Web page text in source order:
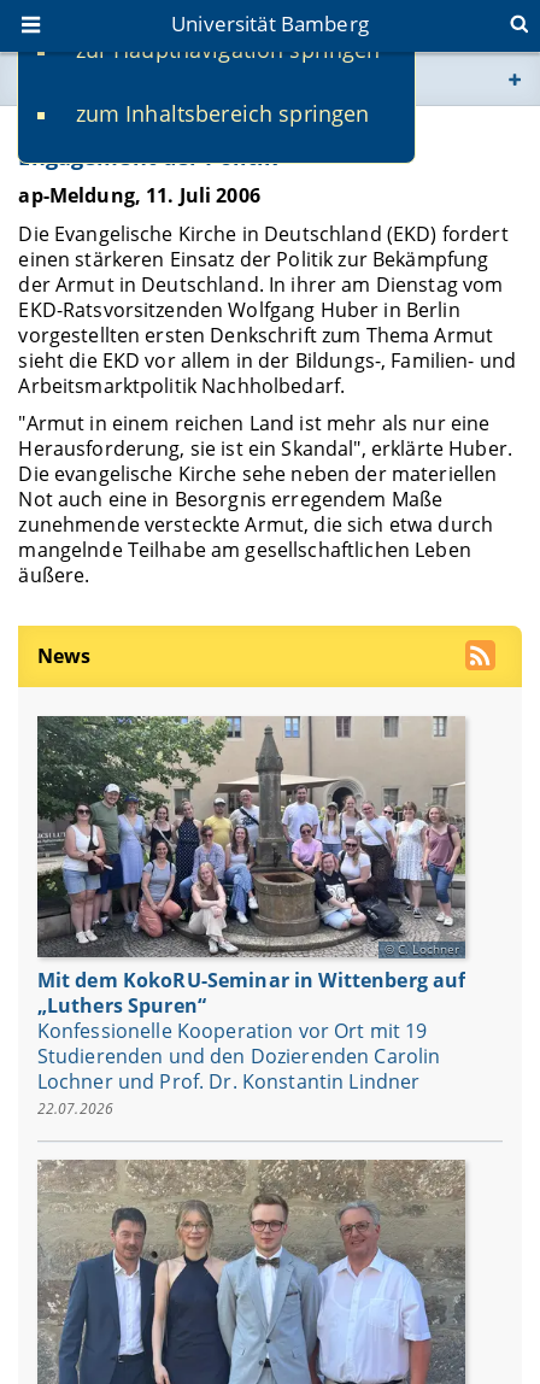
zur Hauptnavigation springen
zum Inhaltsbereich springen
Universität Bamberg
www.uni-bamberg.de
univis.uni-bamberg.de
fis.uni-bamberg.de
Armutsdenkschrift der EKD fordert
Engagement der Politik
ap-Meldung, 11. Juli 2006
Die Evangelische Kirche in Deutschland (EKD) fordert
einen stärkeren Einsatz der Politik zur Bekämpfung
der Armut in Deutschland. In ihrer am Dienstag vom
EKD-Ratsvorsitzenden Wolfgang Huber in Berlin
vorgestellten ersten Denkschrift zum Thema Armut
sieht die EKD vor allem in der Bildungs-, Familien- und
Arbeitsmarktpolitik Nachholbedarf.
"Armut in einem reichen Land ist mehr als nur eine
Herausforderung, sie ist ein Skandal", erklärte Huber.
Die evangelische Kirche sehe neben der materiellen
Not auch eine in Besorgnis erregendem Maße
zunehmende versteckte Armut, die sich etwa durch
mangelnde Teilhabe am gesellschaftlichen Leben
äußere.
News
C. Lochner
Mit dem KokoRU-Seminar in Wittenberg auf
„Luthers Spuren“
Konfessionelle Kooperation vor Ort mit 19
Studierenden und den Dozierenden Carolin
Lochner und Prof. Dr. Konstantin Lindner
22.07.2026